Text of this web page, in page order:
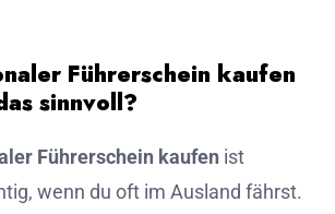
Führerschein kaufen
sinnvoll?
Führerschein kaufen ist
wenn du oft im Ausland fährst.